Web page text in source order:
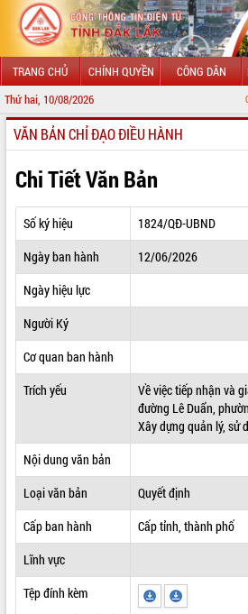
TRANG CHỦ CHÍNH QUYỀN CÔNG DÂN
Thứ hai, 10/08/2026 CHÀO
GIỚI THIỆU
LÃNH ĐẠO UBND TỈNH
TIN TỨC SỰ KIỆN
SỞ, BAN, NGÀNH
THÔNG TIN CHỈ ĐẠO ĐIỀU HÀNH
HỆ THỐNG VĂN BẢN
VĂN BẢN HĐND TỈNH
QUY HOẠCH - KẾ HOẠCH
VĂN BẢN CHỈ ĐẠO ĐIỀU HÀNH
Chi Tiết Văn Bản
Số ký hiệu
1824/QĐ-UBND
Ngày ban hành
12/06/2026
Ngày hiệu lực
Người Ký
Cơ quan ban hành
Trích yếu
Về việc tiếp nhận và
đường Lê Duẩn,
Xây dựng quản lý, sử
Nội dung văn bản
Loại văn bản
Quyết định
Cấp ban hành
Cấp tỉnh, thành phố
Lĩnh vực
Tệp đính kèm